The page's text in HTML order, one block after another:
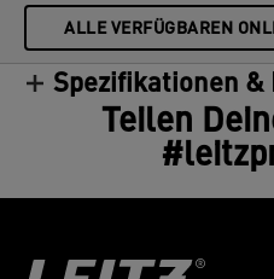
ALLE VERFÜGBAREN
Spezifikationen &
Teilen